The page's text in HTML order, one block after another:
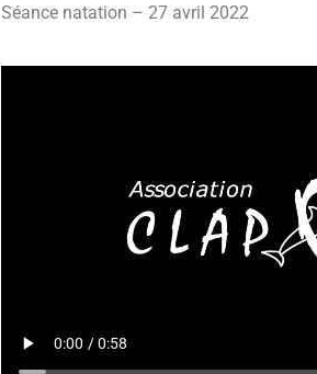
Séance natation – 27 avril 2022